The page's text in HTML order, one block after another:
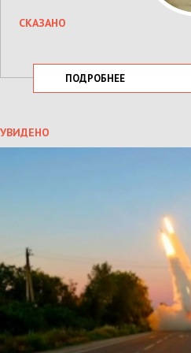
СКАЗАНО
ПОДРОБНЕЕ
УВИДЕНО